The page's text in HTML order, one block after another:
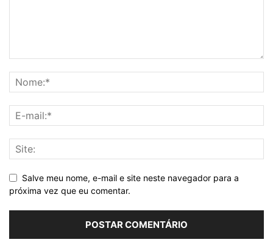
Salve meu nome, e-mail e site neste navegador para a
próxima vez que eu comentar.